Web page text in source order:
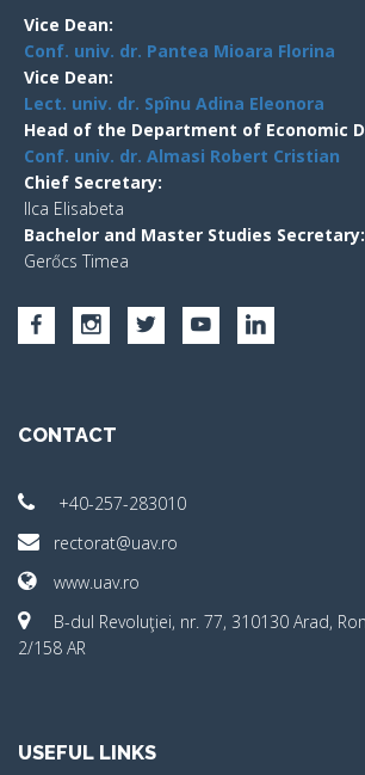
Vice Dean:
Conf. univ. dr. Pantea Mioara Florina
Vice Dean:
Lect. univ. dr. Spînu Adina Eleonora
Head of the Department of Economic
Conf. univ. dr. Almasi Robert Cristian
Chief Secretary:
Ilca Elisabeta
Bachelor and Master Studies Secretary:
Gerőcs Timea
CONTACT
+40-257-283010
rectorat@uav.ro
www.uav.ro
B-dul Revoluţiei, nr. 77, 310130 Arad,
2/158 AR
USEFUL LINKS